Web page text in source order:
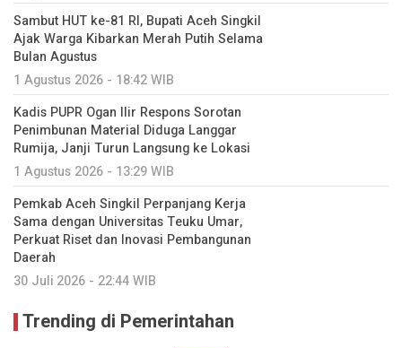
Sambut HUT ke-81 RI, Bupati Aceh Singkil
Ajak Warga Kibarkan Merah Putih Selama
Bulan Agustus
1 Agustus 2026 - 18:42 WIB
Kadis PUPR Ogan Ilir Respons Sorotan
Penimbunan Material Diduga Langgar
Rumija, Janji Turun Langsung ke Lokasi
1 Agustus 2026 - 13:29 WIB
Pemkab Aceh Singkil Perpanjang Kerja
Sama dengan Universitas Teuku Umar,
Perkuat Riset dan Inovasi Pembangunan
Daerah
30 Juli 2026 - 22:44 WIB
Trending di Pemerintahan